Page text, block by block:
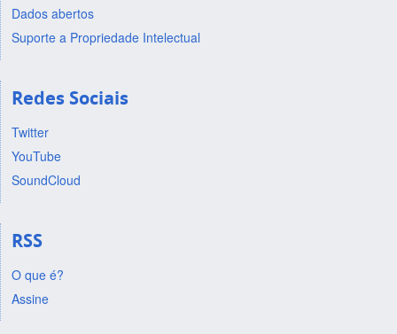
Dados abertos
Suporte a Propriedade Intelectual
Redes Sociais
Twitter
YouTube
SoundCloud
RSS
O que é?
Assine